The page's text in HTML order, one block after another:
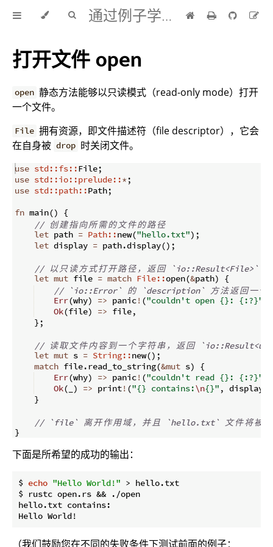
通过例子学 Rust 中文版
打开文件 open
open 静态方法能够以只读模式（read-only mode）打开
一个文件。
File 拥有资源，即文件描述符（file descriptor），它会
在自身被 drop 时关闭文件。
use std::fs::File;
use std::io::prelude::* ;
use std::path::Path;
fn main()
{
// 创建指向所 需的文 件的路径
let path = Path::new("hello.txt") ;
let display = path.display() ;
// 以只 读方式打开路径 ， 返回 `io::Result<File>`
let mut file = match File::open(&path)
{
// `io::Error`
的 `description` 方法返回 一 个
Err(why) => panic! ("couldn't open {}: {:?}"
Ok(file) => file,
} ;
// 读取文 件内容到 一 个 字符串 ， 返回
let mut s = String::new() ;
match file. read_to_string(&mut s)
{
Err(why) => panic! ("couldn't read {}: {:?}"
Ok( ) => print! ("{} contains:\n{}" , display
}
// `file` 离开 作用域 ， 并且 `hello.txt` 文 件将被
}
下面是所希望的成功的输出：
$ echo "Hello World!" > hello.txt
$ rustc open.rs && ./open
hello.txt contains:
（我们鼓励您在不同的失败条件下测试前面的例子：